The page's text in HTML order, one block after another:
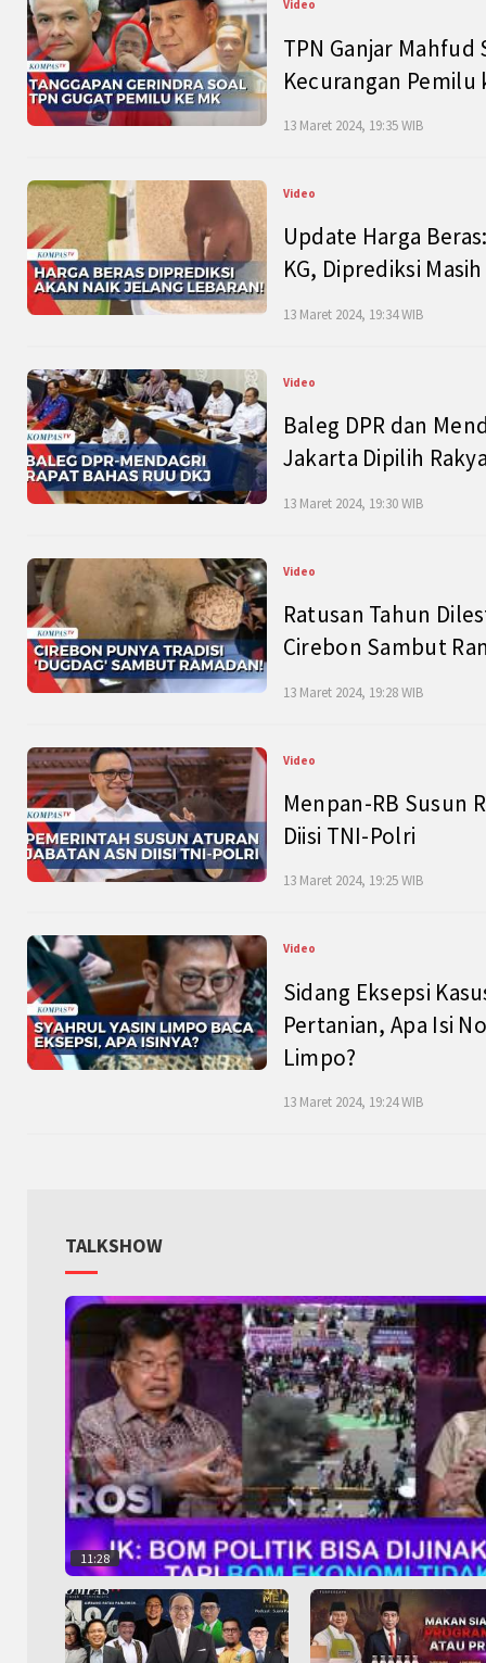
Video
TPN Ganjar Mahfud
Kecurangan Pemilu
13 Maret 2024, 19:35 WIB
Video
Update Harga
KG, Diprediksi
13 Maret 2024, 19:34 WIB
Video
Baleg DPR dan
Jakarta Dipilih
13 Maret 2024, 19:30 WIB
Video
Ratusan Tahun
Cirebon Sambut
13 Maret 2024, 19:28 WIB
Video
Menpan-RB Susun
Diisi TNI-Polri
13 Maret 2024, 19:25 WIB
Video
Sidang Eksepsi
Pertanian, Apa Isi
Limpo?
13 Maret 2024, 19:24 WIB
TALKSHOW
11:28